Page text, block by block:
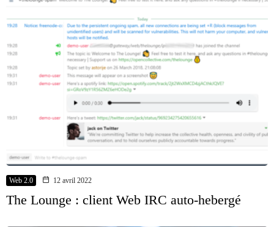
Web 2.0 12 avril 2022
The Lounge : client Web IRC auto-hebergé